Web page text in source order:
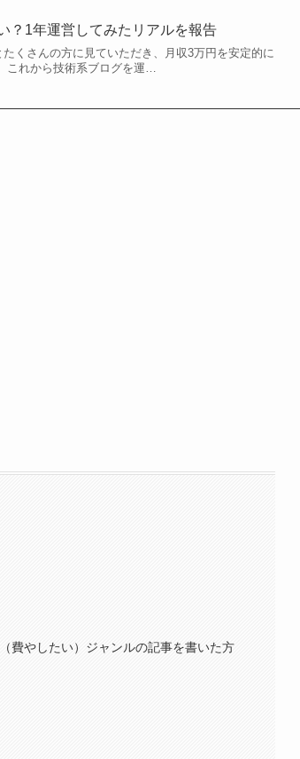
？1年運営してみたリアルを報告
くさんの方に見ていただき、月収3万円を安定的に
これから技術系ブログを運…
費やしたい）ジャンルの記事を書いた方